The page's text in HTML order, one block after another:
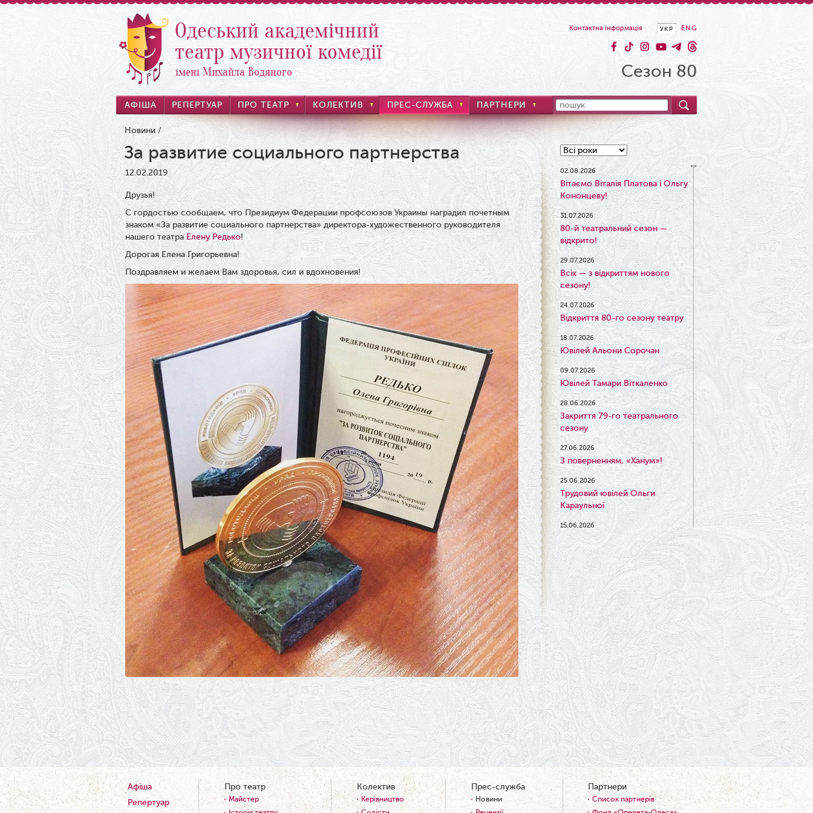
Одеський академічний
театр музичної комедії
імені Михайла Водяного
ENG
УКР
Контактна інформація
Сезон 80
АФІША РЕПЕРТУАР ПРО ТЕАТР КОЛЕКТИВ ПРЕС-СЛУЖБА ПАРТНЕРИ
Новини /
За развитие социального партнерства
12.02.2019
Друзья!
С гордостью сообщаем, что Президиум Федерации профсоюзов Украины наградил почетным
знаком «За развитие социального партнерства» директора-художественного руководителя
нашего театра Елену Редько!
Дорогая Елена Григорьевна!
Поздравляем и желаем Вам здоровья, сил и вдохновения!
02.08.2026
Вітаємо Віталія Платова і Ольгу
Кононцеву!
31.07.2026
80-й театральний сезон —
відкрито!
29.07.2026
Всіх — з відкриттям нового
сезону!
24.07.2026
Відкриття 80-го сезону театру
18.07.2026
Ювілей Альони Сорочан
09.07.2026
Ювілей Тамари Віткаленко
28.06.2026
Закриття 79-го театрального
сезону
27.06.2026
З поверненням, «Ханум»!
25.06.2026
Трудовий ювілей Ольги
Караульної
15.06.2026
Результати конкурсу
09.06.2026
Вітаємо Ірину Візіренко з
народженням дівчинки!
01.06.2026
Дякуємо за свято!
01.06.2026
Графік роботи каси 1 червня
31.05.2026
Ювілей Олени Редько
30.05.2026
Ювілей Станіслава Зайцева
28.05.2026
Вітаємо Олександра Кабакова
з прем'єрою!
19.05.2026
Ювілей Володимира
Кондратьєва
Афіша
Репертуар
Про театр
Майстер
Колектив
Керівництво
Прес-служба
Новини
Партнери
Список партнерів